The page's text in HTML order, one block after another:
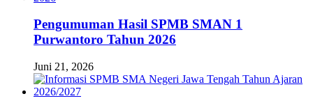
Pengumuman Hasil SPMB SMAN 1
Purwantoro Tahun 2026
Juni 21, 2026